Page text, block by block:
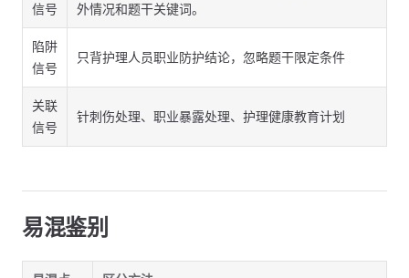
信号
外情况和题干关键词。
陷阱
信号
只背护理人员职业防护结论，忽略题干限定条件
关联
信号
针刺伤处理、职业暴露处理、护理健康教育计划
易混鉴别